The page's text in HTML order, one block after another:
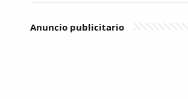
Anuncio publicitario